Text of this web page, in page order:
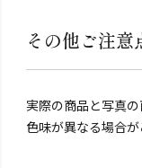
その他ご注意
実際の商品と写真
色味が異なる場合